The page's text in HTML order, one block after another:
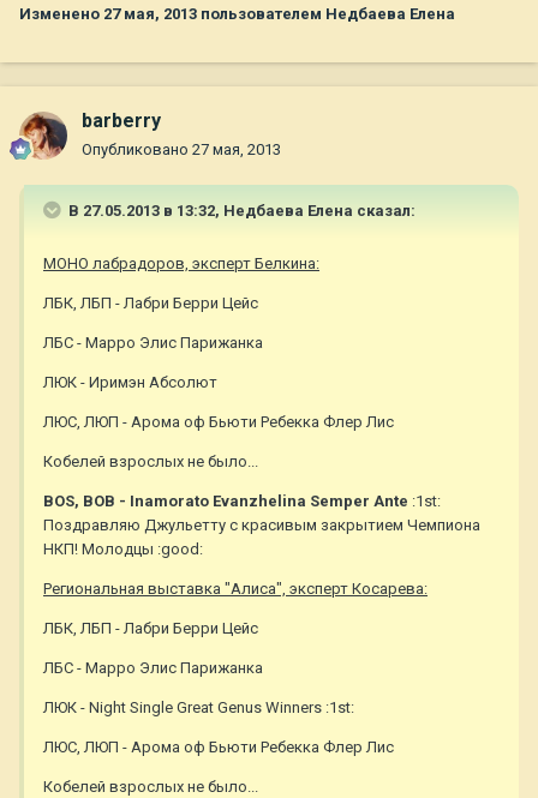
Изменено 27 мая, 2013 пользователем Недбаева Елена
barberry
Опубликовано 27 мая, 2013
В 27.05.2013 в 13:32, Недбаева Елена сказал:
МОНО лабрадоров, эксперт Белкина:
ЛБК, ЛБП - Лабри Берри Цейс
ЛБС - Марро Элис Парижанка
ЛЮК - Иримэн Абсолют
ЛЮС, ЛЮП - Арома оф Бьюти Ребекка Флер Лис
Кобелей взрослых не было...
BOS, BOB - Inamorato Evanzhelina Semper Ante :1st:
Поздравляю Джульетту с красивым закрытием Чемпиона
НКП! Молодцы :good:
Региональная выставка "Алиса", эксперт Косарева:
ЛБК, ЛБП - Лабри Берри Цейс
ЛБС - Марро Элис Парижанка
ЛЮК - Night Single Great Genus Winners :1st:
ЛЮС, ЛЮП - Арома оф Бьюти Ребекка Флер Лис
Кобелей взрослых не было...